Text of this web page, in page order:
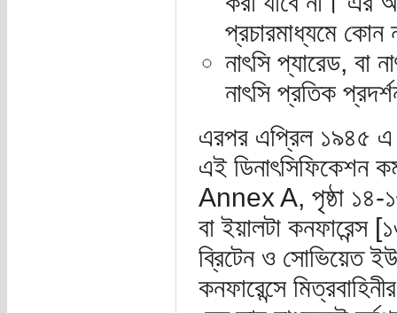
প্রচারমাধ্যমে কোন
নাৎসি প্যারেড, বা
নাৎসি প্রতিক
এরপর এপ্রিল
এই ডিনাৎসিফিকেশন
Annex A, পৃষ্ঠা ১৪-
বা ইয়ালটা কনফারেন্স
ব্রিটেন ও সোভিয়েত
কনফারেন্সে